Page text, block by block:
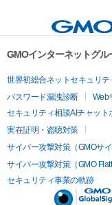
GMOインターネットグ
世界初総合ネットセキュリテ
パスワード漏洩診断
Web
セキュリティ相談AIチャット
実在証明・盗聴対策
サイバー攻撃対策（GMOサ
サイバー攻撃対策（GMO Flatt
セキュリティ事業の軌跡